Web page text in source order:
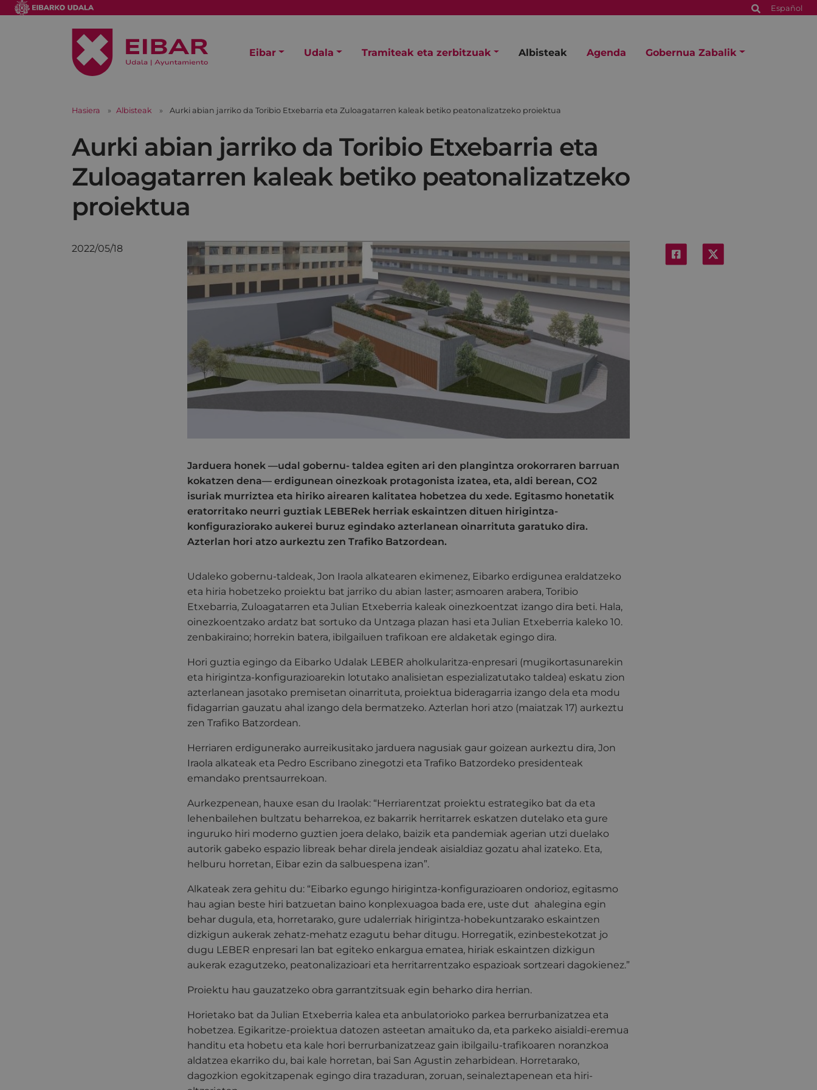
Español
Eibar Udala Tramiteak eta zerbitzuak Albisteak Agenda Gobernua Zabalik
Hasiera Albisteak Aurki abian jarriko da Toribio Etxebarria eta Zuloagatarren kaleak betiko peatonalizatzeko proiektua
Aurki abian jarriko da Toribio Etxebarria eta
Zuloagatarren kaleak betiko peatonalizatzeko
proiektua
2022/05/18
Jarduera honek —udal gobernu- taldea egiten ari den plangintza orokorraren barruan
kokatzen dena— erdigunean oinezkoak protagonista izatea, eta, aldi berean, CO2
isuriak murriztea eta hiriko airearen kalitatea hobetzea du xede. Egitasmo honetatik
eratorritako neurri guztiak LEBERek herriak eskaintzen dituen hirigintza-
konfiguraziorako aukerei buruz egindako azterlanean oinarrituta garatuko dira.
Azterlan hori atzo aurkeztu zen Trafiko Batzordean.
Udaleko gobernu-taldeak, Jon Iraola alkatearen ekimenez, Eibarko erdigunea eraldatzeko
eta hiria hobetzeko proiektu bat jarriko du abian laster; asmoaren arabera, Toribio
Etxebarria, Zuloagatarren eta Julian Etxeberria kaleak oinezkoentzat izango dira beti. Hala,
oinezkoentzako ardatz bat sortuko da Untzaga plazan hasi eta Julian Etxeberria kaleko 10.
zenbakiraino; horrekin batera, ibilgailuen trafikoan ere aldaketak egingo dira.
Hori guztia egingo da Eibarko Udalak LEBER aholkularitza-enpresari (mugikortasunarekin
eta hirigintza-konfigurazioarekin lotutako analisietan espezializatutako taldea) eskatu zion
azterlanean jasotako premisetan oinarrituta, proiektua bideragarria izango dela eta modu
fidagarrian gauzatu ahal izango dela bermatzeko. Azterlan hori atzo (maiatzak 17) aurkeztu
zen Trafiko Batzordean.
Herriaren erdigunerako aurreikusitako jarduera nagusiak gaur goizean aurkeztu dira, Jon
Iraola alkateak eta Pedro Escribano zinegotzi eta Trafiko Batzordeko presidenteak
emandako prentsaurrekoan.
Aurkezpenean, hauxe esan du Iraolak: “Herriarentzat proiektu estrategiko bat da eta
lehenbailehen bultzatu beharrekoa, ez bakarrik herritarrek eskatzen dutelako eta gure
inguruko hiri moderno guztien joera delako, baizik eta pandemiak agerian utzi duelako
autorik gabeko espazio libreak behar direla jendeak aisialdiaz gozatu ahal izateko. Eta,
helburu horretan, Eibar ezin da salbuespena izan”.
Alkateak zera gehitu du: “Eibarko egungo hirigintza-konfigurazioaren ondorioz, egitasmo
hau agian beste hiri batzuetan baino konplexuagoa bada ere, uste dut ahalegina egin
behar dugula, eta, horretarako, gure udalerriak hirigintza-hobekuntzarako eskaintzen
dizkigun aukerak zehatz-mehatz ezagutu behar ditugu. Horregatik, ezinbestekotzat jo
dugu LEBER enpresari lan bat egiteko enkargua ematea, hiriak eskaintzen dizkigun
aukerak ezagutzeko, peatonalizazioari eta herritarrentzako espazioak sortzeari dagokienez.”
Proiektu hau gauzatzeko obra garrantzitsuak egin beharko dira herrian.
Horietako bat da Julian Etxeberria kalea eta anbulatorioko parkea berrurbanizatzea eta
hobetzea. Egikaritze-proiektua datozen asteetan amaituko da, eta parkeko aisialdi-eremua
handitu eta hobetu eta kale hori berrurbanizatzeaz gain ibilgailu-trafikoaren noranzkoa
aldatzea ekarriko du, bai kale horretan, bai San Agustin zeharbidean. Horretarako,
dagozkion egokitzapenak egingo dira trazaduran, zoruan, seinaleztapenean eta hiri-